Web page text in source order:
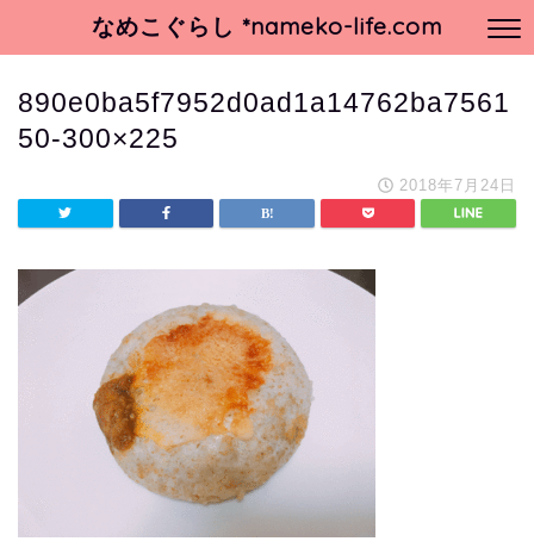
なめこぐらし *nameko-life.com
890e0ba5f7952d0ad1a14762ba7561
50-300×225
2018年7月24日